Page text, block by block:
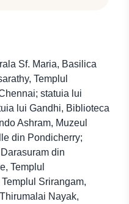
Sf. Maria, Basilica
Templul
statuia lui
lui Gandhi, Biblioteca
Ashram, Muzeul
din Pondicherry;
din
Templul
Srirangam,
Nayak,